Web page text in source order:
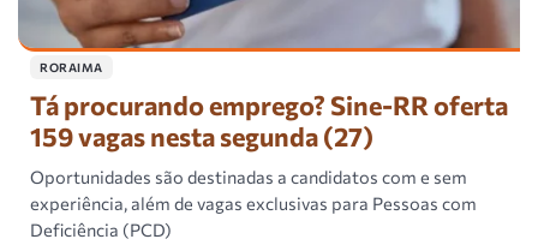
RORAIMA
Tá procurando emprego? Sine-RR oferta
159 vagas nesta segunda (27)
Oportunidades são destinadas a candidatos com e sem
experiência, além de vagas exclusivas para Pessoas com
Deficiência (PCD)